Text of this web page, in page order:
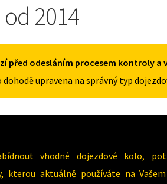
od 2014
před odesláním procesem kontroly a
upravena na správný typ
vhodné dojezdové kolo,
kterou aktuálně používáte na